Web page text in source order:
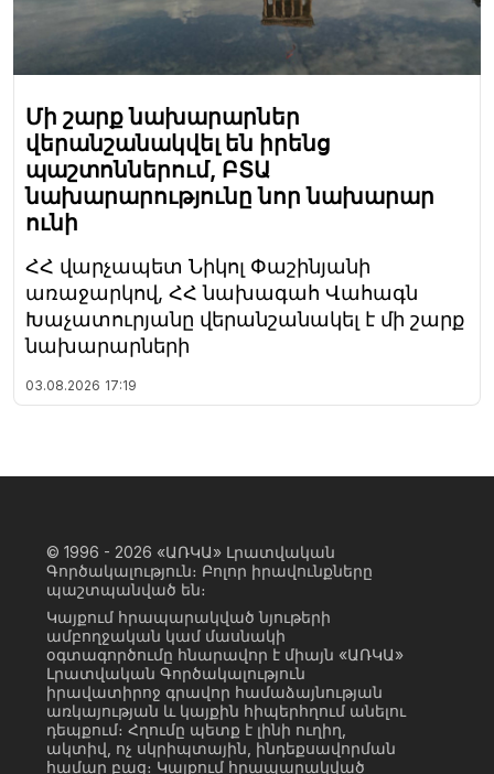
Մի շարք նախարարներ
վերանշանակվել են իրենց
պաշտոններում, ԲՏԱ
նախարարությունը նոր նախարար
ունի
ՀՀ վարչապետ Նիկոլ Փաշինյանի
առաջարկով, ՀՀ նախագահ Վահագն
Խաչատուրյանը վերանշանակել է մի շարք
նախարարների
03.08.2026 17:19
© 1996 - 2026 «ԱՌԿԱ» Լրատվական
Գործակալություն։ Բոլոր իրավունքները
պաշտպանված են։
Կայքում հրապարակված նյութերի
ամբողջական կամ մասնակի
օգտագործումը հնարավոր է միայն «ԱՌԿԱ»
Լրատվական Գործակալություն
իրավատիրոջ գրավոր համաձայնության
առկայության և կայքին հիպերհղում անելու
դեպքում։ Հղումը պետք է լինի ուղիղ,
ակտիվ, ոչ սկրիպտային, ինդեքսավորման
համար բաց։ Կայքում հրապարակված